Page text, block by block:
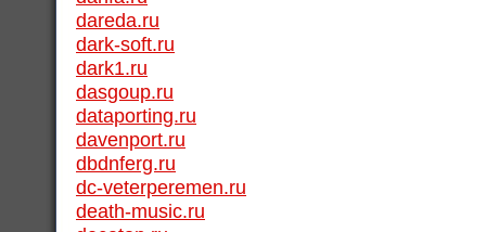
dareda.ru
dark-soft.ru
dark1.ru
dasgoup.ru
dataporting.ru
davenport.ru
dbdnferg.ru
dc-veterperemen.ru
death-music.ru